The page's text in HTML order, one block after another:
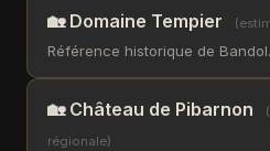
🏡 Domaine Tempier
Référence historique de Bandol.
🏡 Château de Pibarnon
régionale)